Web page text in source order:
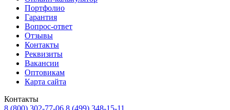
Портфолио
Гарантия
Вопрос-ответ
Отзывы
Контакты
Реквизиты
Вакансии
Оптовикам
Карта сайта
Контакты
8 (800) 302-77-06 8 (499) 348-15-11